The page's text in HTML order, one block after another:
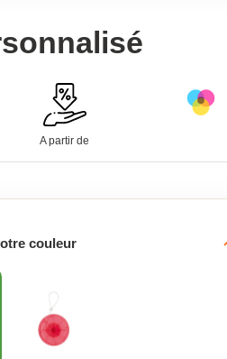
A partir de
couleur